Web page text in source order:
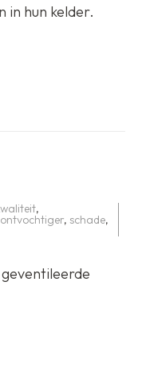
in hun kelder.
,
ontvochtiger, schade,